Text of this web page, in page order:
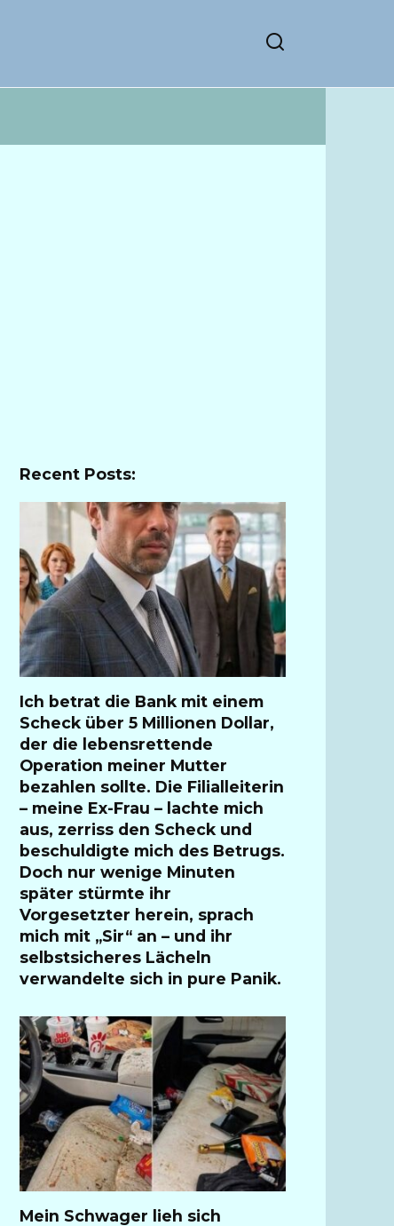
Recent Posts:
Ich betrat die Bank mit einem
Scheck über 5 Millionen Dollar,
der die lebensrettende
Operation meiner Mutter
bezahlen sollte. Die Filialleiterin
– meine Ex-Frau – lachte mich
aus, zerriss den Scheck und
beschuldigte mich des Betrugs.
Doch nur wenige Minuten
später stürmte ihr
Vorgesetzter herein, sprach
mich mit „Sir“ an – und ihr
selbstsicheres Lächeln
verwandelte sich in pure Panik.
Mein Schwager lieh sich